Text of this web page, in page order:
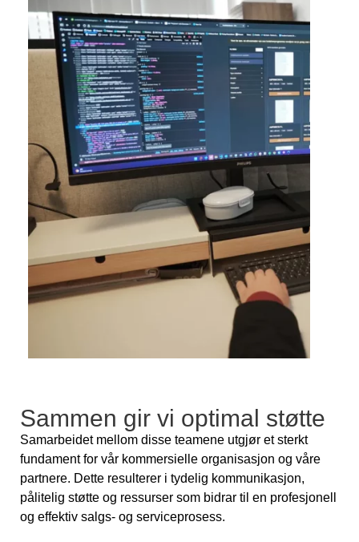
Sammen gir vi optimal støtte
Samarbeidet mellom disse teamene utgjør et sterkt
fundament for vår kommersielle organisasjon og våre
partnere. Dette resulterer i tydelig kommunikasjon,
pålitelig støtte og ressurser som bidrar til en profesjonell
og effektiv salgs- og serviceprosess.